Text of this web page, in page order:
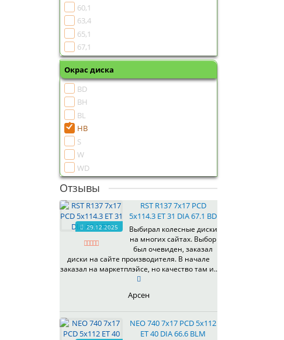
60,1
63,4
65,1
67,1
Окрас диска
BD
BH
BL
HB
S
W
WD
Отзывы
29.12.2025
RST R137 7x17 PCD
5x114.3 ET 31 DIA 67.1 BD
Выбирал колесные диски
на многих сайтах. Выбор
был очевиден, заказал
диски на сайте производителя. В начале
заказал на маркетплэйсе, но качество там и..
Арсен
NEO 740 7x17 PCD 5x112
ET 40 DIA 66.6 BLM